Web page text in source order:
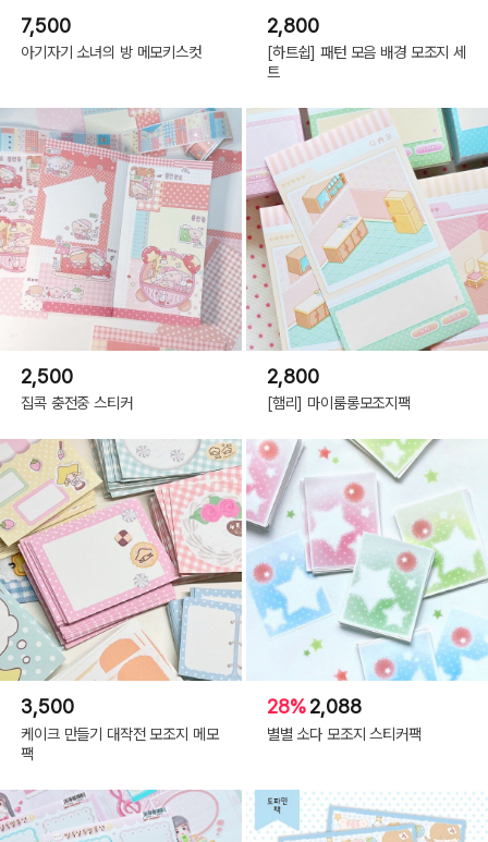
7,500
아기자기 소녀의 방 메모키스컷
2,800
[하트쉽] 패턴 모음 배경 모조지 세
트
2,500
집콕 충전중 스티커
2,800
[햄리] 마이룸롱모조지팩
3,500
케이크 만들기 대작전 모조지 메모
팩
28%2,088
별별 소다 모조지 스티커팩